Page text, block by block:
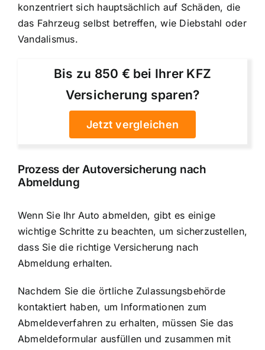
konzentriert sich hauptsächlich auf Schäden, die
das Fahrzeug selbst betreffen, wie Diebstahl oder
Vandalismus.
Bis zu 850 € bei Ihrer KFZ
Versicherung sparen?
Jetzt vergleichen
Prozess der Autoversicherung nach
Abmeldung
Wenn Sie Ihr Auto abmelden, gibt es einige
wichtige Schritte zu beachten, um sicherzustellen,
dass Sie die richtige Versicherung nach
Abmeldung erhalten.
Nachdem Sie die örtliche Zulassungsbehörde
kontaktiert haben, um Informationen zum
Abmeldeverfahren zu erhalten, müssen Sie das
Abmeldeformular ausfüllen und zusammen mit